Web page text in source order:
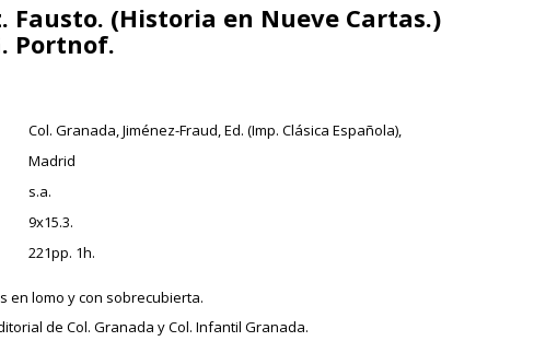
Fausto. (Historia en Nueve Cartas.)
Portnof.
Col. Granada, Jiménez-Fraud, Ed. (Imp. Clásica Española),
Madrid
s.a.
9x15.3.
221pp. 1h.
en lomo y con sobrecubierta.
de Col. Granada y Col. Infantil Granada.